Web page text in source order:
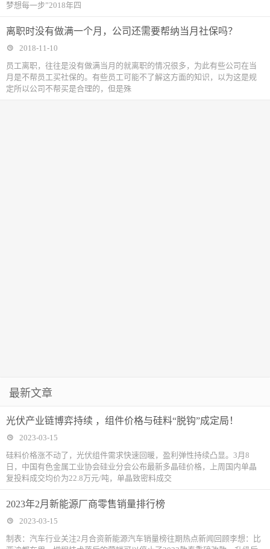
梦想每一步”2018年四
离职时没有做满一个月，公司还需要帮纳当月社保吗？
2018-11-10
​员工离职，往往是没有做满当月的就离职的情况很多，为此有些公司在当
月是不帮员工买社保的。有些员工可能不了解这方面的知识，以为这是规
定所以公司不帮买是合理的，但是殊
最新文章
光伏产业链博弈持续 ，组件价格与硅料“脱钩”成定局！
2023-03-15
硅料价格涨不动了，光伏组件需求快速回暖，盈利弹性持续凸显。3月8
日，中国有色金属工业协会硅业分会公布最新多晶硅价格，上周国内单晶
复投料成交均价为22.8万元/吨，单晶致密料成交
2023年2月新能源厂商零售销量排行榜
2023-03-15
制表：汽车行业关注2月合资新能源汽车销量榜往期热点新闻回顾李想：比